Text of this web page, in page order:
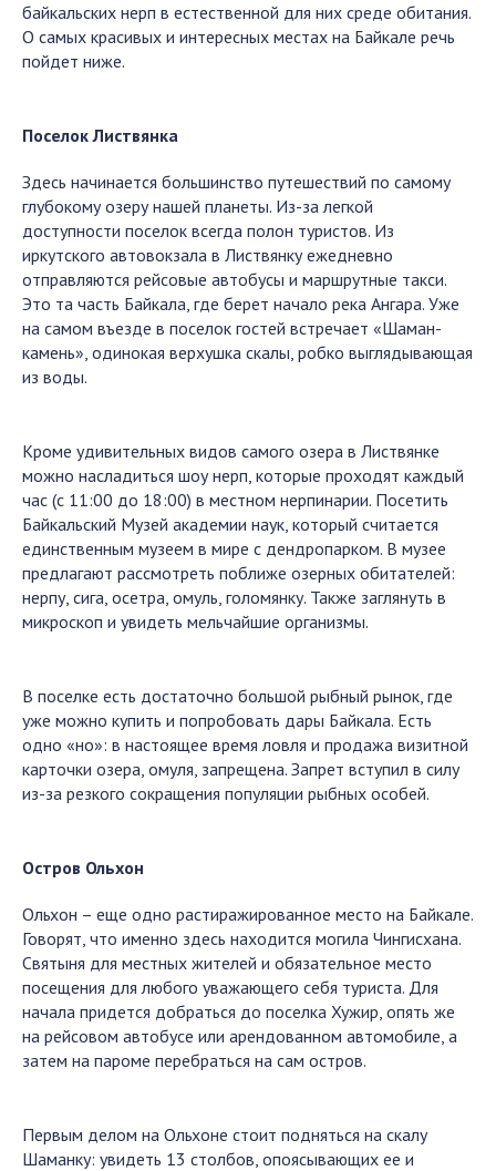
байкальских нерп в естественной для них среде обитания.
О самых красивых и интересных местах на Байкале речь
пойдет ниже.
Поселок Листвянка
Здесь начинается большинство путешествий по самому
глубокому озеру нашей планеты. Из-за легкой
доступности поселок всегда полон туристов. Из
иркутского автовокзала в Листвянку ежедневно
отправляются рейсовые автобусы и маршрутные такси.
Это та часть Байкала, где берет начало река Ангара. Уже
на самом въезде в поселок гостей встречает «Шаман-
камень», одинокая верхушка скалы, робко выглядывающая
из воды.
Кроме удивительных видов самого озера в Листвянке
можно насладиться шоу нерп, которые проходят каждый
час (с 11:00 до 18:00) в местном нерпинарии. Посетить
Байкальский Музей академии наук, который считается
единственным музеем в мире с дендропарком. В музее
предлагают рассмотреть поближе озерных обитателей:
нерпу, сига, осетра, омуль, голомянку. Также заглянуть в
микроскоп и увидеть мельчайшие организмы.
В поселке есть достаточно большой рыбный рынок, где
уже можно купить и попробовать дары Байкала. Есть
одно «но»: в настоящее время ловля и продажа визитной
карточки озера, омуля, запрещена. Запрет вступил в силу
из-за резкого сокращения популяции рыбных особей.
Остров Ольхон
Ольхон – еще одно растиражированное место на Байкале.
Говорят, что именно здесь находится могила Чингисхана.
Святыня для местных жителей и обязательное место
посещения для любого уважающего себя туриста. Для
начала придется добраться до поселка Хужир, опять же
на рейсовом автобусе или арендованном автомобиле, а
затем на пароме перебраться на сам остров.
Первым делом на Ольхоне стоит подняться на скалу
Шаманку: увидеть 13 столбов, опоясывающих ее и